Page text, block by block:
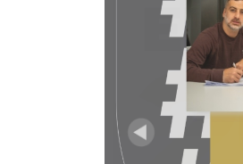
Anterior